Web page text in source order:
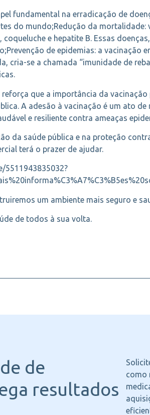
fundamental na erradicação de
do mundo;Redução da
e hepatite B. Essas
de epidemias: a vacinação
cria-se a chamada “imunidade de
que a importância da vacinação
A adesão à vacinação é um ato
e resiliente contra ameaças
da saúde pública e na proteção
terá o prazer de ajudar.
5511943835032?
um ambiente mais seguro e
de todos à sua volta.
de
resultados
como